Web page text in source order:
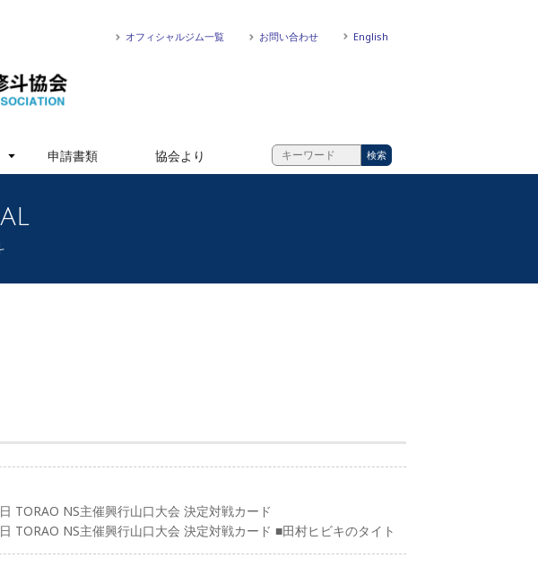
オフィシャルジム一覧 お問い合わせ English
申請書類 協会より
TORAO NS主催興行山口大会 決定対戦カード
TORAO NS主催興行山口大会 決定対戦カード ■田村ヒビキのタイト